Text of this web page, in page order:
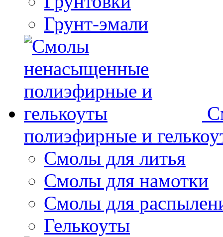
Грунт-эмали
полиэфирные и
Смолы для литья
Смолы для намотки
Смолы для
Гелькоуты